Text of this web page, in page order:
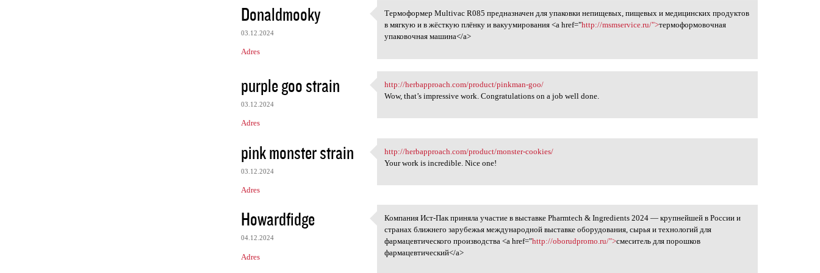
Donaldmooky
03.12.2024
Adres
Термоформер Multivac R085
Термоформер Multivac R085 предназначен для упаковки непищевых, пищевых и медицинских продуктов
в мягкую и в жёсткую плёнку и вакуумирования <a href="http://msmservice.ru/">термоформовочная
упаковочная машина</a>
purple goo strain
03.12.2024
Adres
http://herbapproach.com
http://herbapproach.com/product/pinkman-goo/
Wow, that’s impressive work. Congratulations on a job well done.
pink monster strain
03.12.2024
Adres
http://herbapproach.com
http://herbapproach.com/product/monster-cookies/
Your work is incredible. Nice one!
Howardfidge
04.12.2024
Adres
Компания Ист-Пак приняла
Компания Ист-Пак приняла участие в выставке Pharmtech & Ingredients 2024 — крупнейшей в России и
странах ближнего зарубежья международной выставке оборудования, сырья и технологий для
фармацевтического производства <a href="http://oborudpromo.ru/">смеситель для порошков
фармацевтический</a>